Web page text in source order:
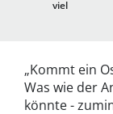
viel
„Kommt ein
Was wie der
könnte -